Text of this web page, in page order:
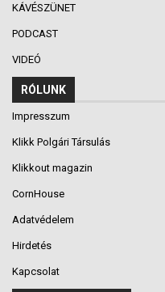
KÁVÉSZÜNET
PODCAST
VIDEÓ
RÓLUNK
Impresszum
Klikk Polgári Társulás
Klikkout magazin
CornHouse
Adatvédelem
Hirdetés
Kapcsolat